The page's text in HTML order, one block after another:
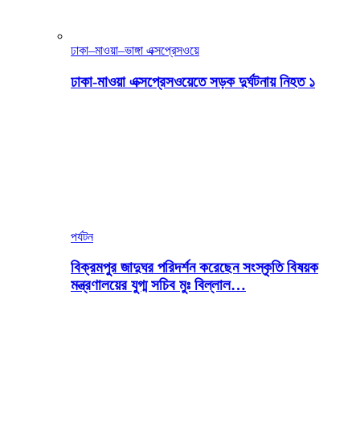
ঢাকা–মাওয়া–ভাঙ্গা এক্সপ্রেসওয়ে
ঢাকা-মাওয়া এক্সপ্রেসওয়েতে সড়ক দুর্ঘটনায় নিহত ১
পর্যটন
বিক্রমপুর জাদুঘর পরিদর্শন করেছেন সংস্কৃতি বিষয়ক
মন্ত্রণালয়ের যুগ্ম সচিব মুঃ বিল্লাল…